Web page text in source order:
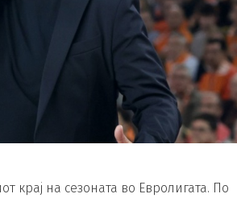
крај на сезоната во Евролигата. По